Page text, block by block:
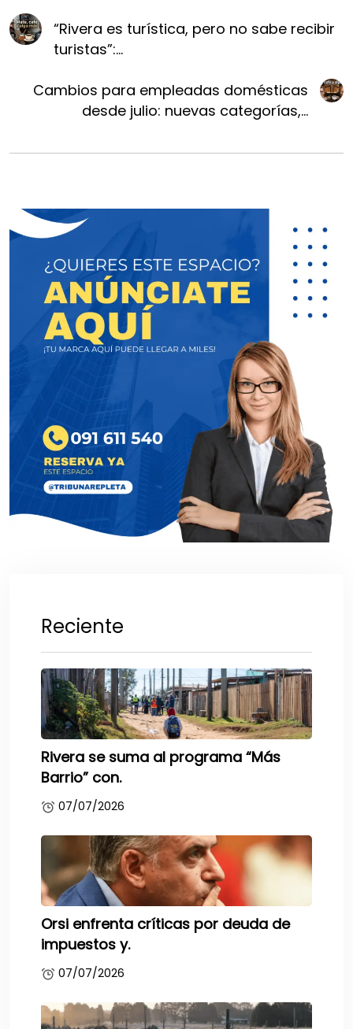
“Rivera es turística, pero no sabe recibir
turistas”:...
Cambios para empleadas domésticas
desde julio: nuevas categorías,...
Reciente
Rivera se suma al programa “Más
Barrio” con.
07/07/2026
Orsi enfrenta críticas por deuda de
impuestos y.
07/07/2026